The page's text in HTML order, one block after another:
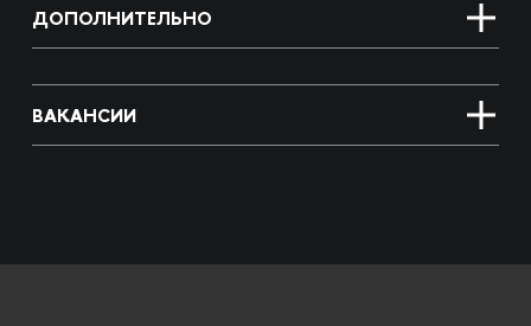
ДОПОЛНИТЕЛЬНО
ВАКАНСИИ